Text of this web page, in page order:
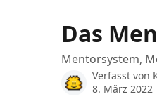
Das
Mentorsystem,
Verfasst von
8. März 2022